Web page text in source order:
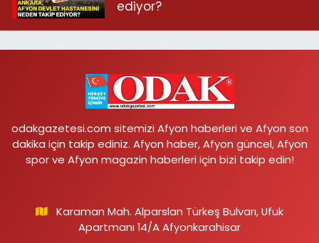
ediyor?
odakgazetesi.com sitemizi Afyon haberleri ve Afyon son
dakika için takip ediniz. Afyon haber, Afyon güncel, Afyon
spor ve Afyon magazin haberleri için bizi takip edin!
Karaman Mah. Alparslan Türkeş Bulvarı, Ufuk
Apartmanı 14/A Afyonkarahisar